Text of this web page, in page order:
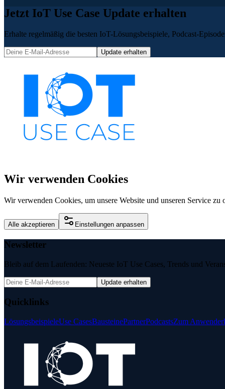
Jetzt IoT Use Case Update erhalten
Erhalte regelmäßig die besten IoT-Lösungsbeispiele, Podcast-
Update erhalten
Wir verwenden Cookies
Wir verwenden Cookies, um unsere Website und unseren Service zu
Alle akzeptieren Einstellungen anpassen
Newsletter
Bleib auf dem Laufenden: Neueste IoT Use Cases, Trends und
Update erhalten
Quicklinks
LösungsbeispieleUse CasesBausteinePartnerPodcastsZum